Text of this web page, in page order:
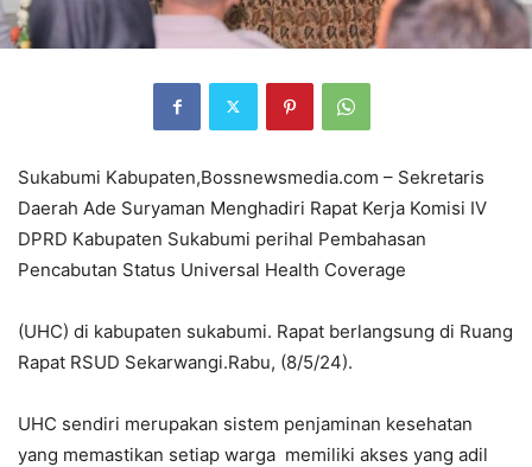
Sukabumi Kabupaten,Bossnewsmedia.com – Sekretaris
Daerah Ade Suryaman Menghadiri Rapat Kerja Komisi IV
DPRD Kabupaten Sukabumi perihal Pembahasan
Pencabutan Status Universal Health Coverage
(UHC) di kabupaten sukabumi. Rapat berlangsung di Ruang
Rapat RSUD Sekarwangi.Rabu, (8/5/24).
UHC sendiri merupakan sistem penjaminan kesehatan
yang memastikan setiap warga memiliki akses yang adil